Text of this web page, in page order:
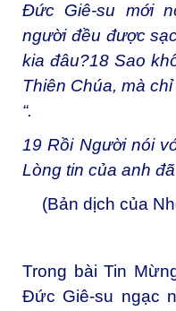
Đức Giê-su mới
người đều được
kia đâu?18 Sao
Thiên Chúa, mà
“.
19 Rồi Người nói
Lòng tin của anh
(Bản dịch của
Trong bài Tin
Đức Giê-su ngạc